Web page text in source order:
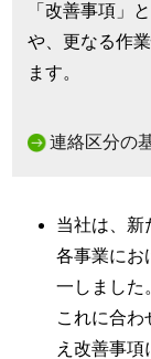
「改善事項」
や、更なる作
ます。
連絡区分の
当社は、新
各事業にお
一しました
これに合わ
え改善事項